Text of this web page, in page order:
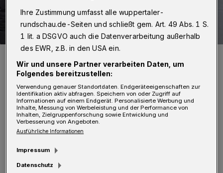
WSW-Projektleiter Henri Heinemeier (li.) und Ralph Birkenstock
(Leiter Nahverkehrsmanagement der WSW mobil GmbH).
Foto: WSW
D ie neue Version biete eine verbesserte
Live-Fahrplanauskunft mit der
Möglichkeit, individuelle Lieblingslinien über
Ihre Zustimmung umfasst alle wuppertaler-
rundschau.de-Seiten und schließt gem. Art. 49 Abs. 1 S.
1 lit. a DSGVO auch die Datenverarbeitung außerhalb
des EWR, z.B. in den USA ein.
Wir und unsere Partner verarbeiten Daten, um
Folgendes bereitzustellen:
Verwendung genauer Standortdaten. Endgeräteeigenschaften zur
Identifikation aktiv abfragen. Speichern von oder Zugriff auf
Informationen auf einem Endgerät. Personalisierte Werbung und
Inhalte, Messung von Werbeleistung und der Performance von
Inhalten, Zielgruppenforschung sowie Entwicklung und
Verbesserung von Angeboten.
Ausführliche Informationen
Impressum
Datenschutz